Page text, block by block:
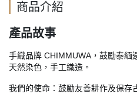
商品介紹
產品故事
手織品牌 CHIMMUWA，鼓勵泰緬
天然染色，手工織造。
我們的使命：鼓勵友善耕作及保存